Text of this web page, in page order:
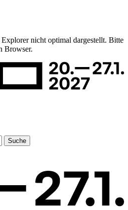
nicht optimal dargestellt. Bitte
Browser.
Suche